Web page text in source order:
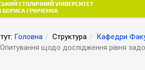
Головна Структура Кафедри
Опитування щодо дослідження рівня